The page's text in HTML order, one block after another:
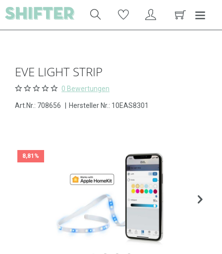
EVE LIGHT STRIP
0 Bewertungen
Art.Nr.: 708656 Hersteller Nr.: 10EAS8301
8,81%